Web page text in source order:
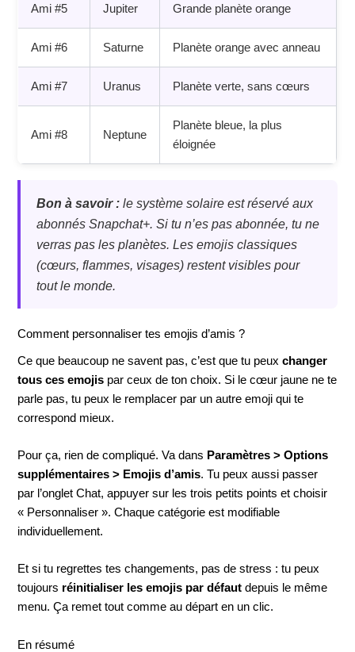
Ami #5 Jupiter Grande planète orange
Ami #6 Saturne Planète orange avec anneau
Ami #7 Uranus Planète verte, sans cœurs
Ami #8 Neptune
Planète bleue, la plus
éloignée
Bon à savoir : le système solaire est réservé aux
abonnés Snapchat+. Si tu n’es pas abonnée, tu ne
verras pas les planètes. Les emojis classiques
(cœurs, flammes, visages) restent visibles pour
tout le monde.
Comment personnaliser tes emojis d’amis ?
Ce que beaucoup ne savent pas, c’est que tu peuxchanger
tous ces emojis par ceux de ton choix. Si le cœur jaune ne te
parle pas, tu peux le remplacer par un autre emoji qui te
correspond mieux.
Pour ça, rien de compliqué. Va dans Paramètres > Options
supplémentaires > Emojis d’amis. Tu peux aussi passer
par l’onglet Chat, appuyer sur les trois petits points et choisir
« Personnaliser ». Chaque catégorie est modifiable
individuellement.
Et si tu regrettes tes changements, pas de stress : tu peux
toujours réinitialiser les emojis par défaut depuis le même
menu. Ça remet tout comme au départ en un clic.
En résumé